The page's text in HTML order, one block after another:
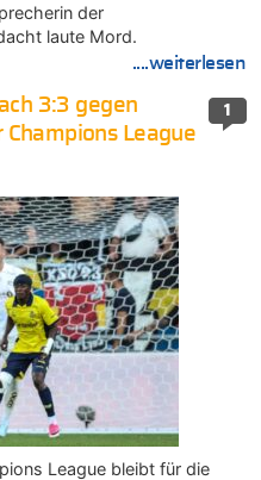
der
laute Mord.
....weiterlesen
1
3:3 gegen
League
League bleibt für die